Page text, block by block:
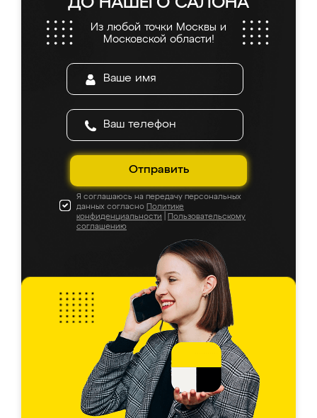
Из любой точки Москвы и
Московской области!
Отправить
Я соглашаюсь на передачу персональных
данных согласно Политике
конфиденциальности
Пользовательскому
соглашению